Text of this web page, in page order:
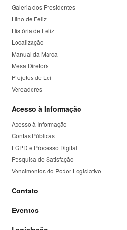
Galeria dos Presidentes
Hino de Feliz
História de Feliz
Localização
Manual da Marca
Mesa Diretora
Projetos de Lei
Vereadores
Acesso à Informação
Acesso à Informação
Contas Públicas
LGPD e Processo Digital
Pesquisa de Satisfação
Vencimentos do Poder Legislativo
Contato
Eventos